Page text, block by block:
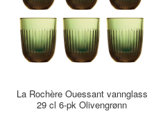
La Rochère Ouessant vannglass
29 cl 6-pk Olivengrønn